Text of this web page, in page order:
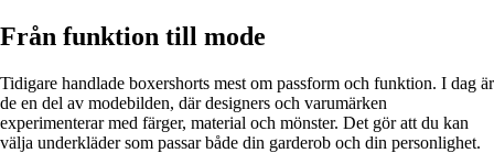
Från funktion till mode
Tidigare handlade boxershorts mest om passform och funktion. I dag är
de en del av modebilden, där designers och varumärken
experimenterar med färger, material och mönster. Det gör att du kan
välja underkläder som passar både din garderob och din personlighet.